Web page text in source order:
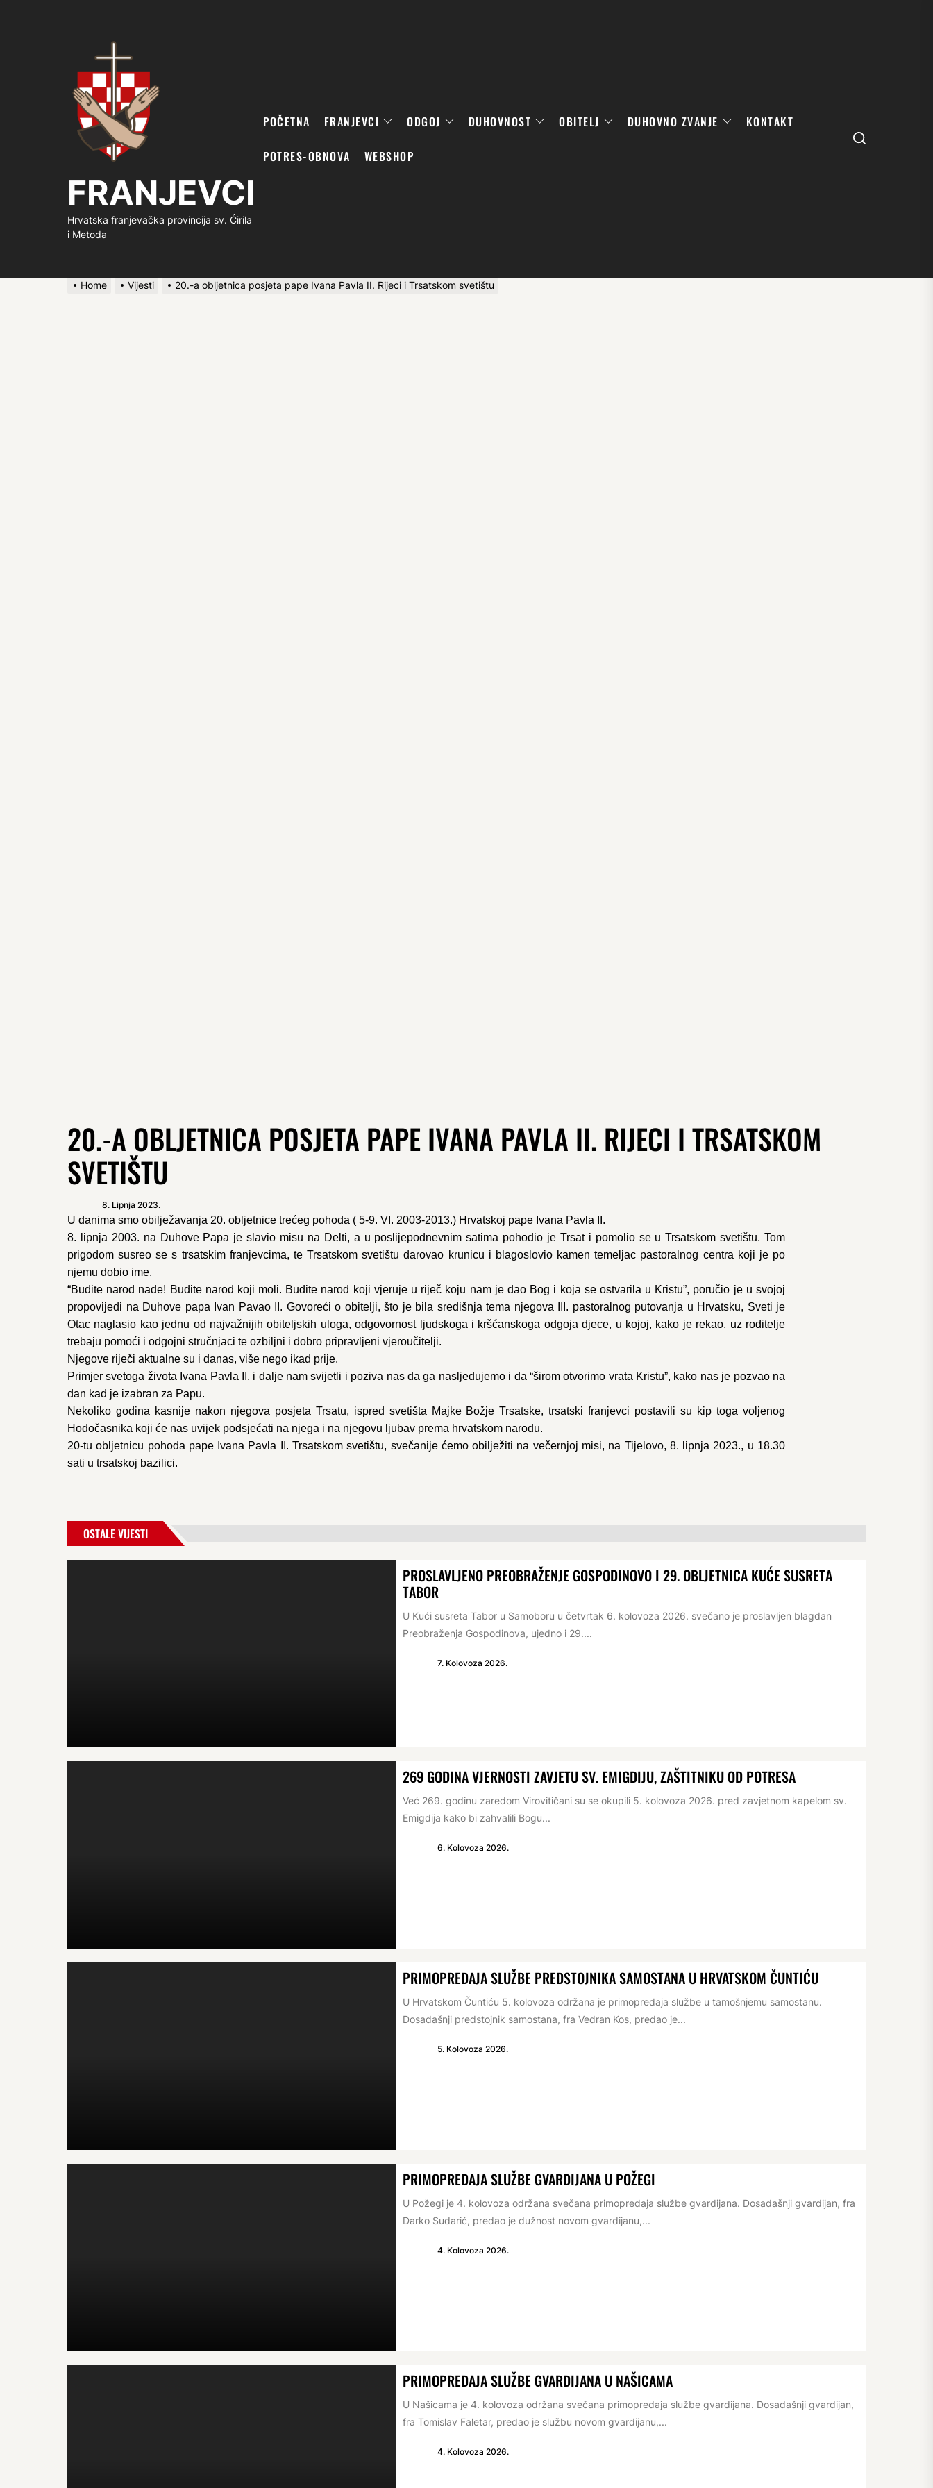
FRANJEVCI
Hrvatska franjevačka provincija sv. Ćirila
i Metoda
POČETNA FRANJEVCI ODGOJ DUHOVNOST OBITELJ DUHOVNO ZVANJE KONTAKT
POTRES-OBNOVA WEBSHOP
Search
Home Vijesti 20.-a obljetnica posjeta pape Ivana Pavla II. Rijeci i Trsatskom svetištu
20.-A OBLJETNICA POSJETA PAPE IVANA PAVLA II. RIJECI I TRSATSKOM
SVETIŠTU
8. Lipnja 2023.
U danima smo obilježavanja 20. obljetnice trećeg pohoda ( 5-9. VI. 2003-2013.) Hrvatskoj pape Ivana Pavla II.
8. lipnja 2003. na Duhove Papa je slavio misu na Delti, a u poslijepodnevnim satima pohodio je Trsat i pomolio se u Trsatskom svetištu. Tom
prigodom susreo se s trsatskim franjevcima, te Trsatskom svetištu darovao krunicu i blagoslovio kamen temeljac pastoralnog centra koji je po
njemu dobio ime.
“Budite narod nade! Budite narod koji moli. Budite narod koji vjeruje u riječ koju nam je dao Bog i koja se ostvarila u Kristu”, poručio je u svojoj
propovijedi na Duhove papa Ivan Pavao II. Govoreći o obitelji, što je bila središnja tema njegova III. pastoralnog putovanja u Hrvatsku, Sveti je
Otac naglasio kao jednu od najvažnijih obiteljskih uloga, odgovornost ljudskoga i kršćanskoga odgoja djece, u kojoj, kako je rekao, uz roditelje
trebaju pomoći i odgojni stručnjaci te ozbiljni i dobro pripravljeni vjeroučitelji.
Njegove riječi aktualne su i danas, više nego ikad prije.
Primjer svetoga života Ivana Pavla II. i dalje nam svijetli i poziva nas da ga nasljedujemo i da “širom otvorimo vrata Kristu”, kako nas je pozvao na
dan kad je izabran za Papu.
Nekoliko godina kasnije nakon njegova posjeta Trsatu, ispred svetišta Majke Božje Trsatske, trsatski franjevci postavili su kip toga voljenog
Hodočasnika koji će nas uvijek podsjećati na njega i na njegovu ljubav prema hrvatskom narodu.
20-tu obljetnicu pohoda pape Ivana Pavla II. Trsatskom svetištu, svečanije ćemo obilježiti na večernjoj misi, na Tijelovo, 8. lipnja 2023., u 18.30
sati u trsatskoj bazilici.
OSTALE VIJESTI
PROSLAVLJENO PREOBRAŽENJE GOSPODINOVO I 29. OBLJETNICA KUĆE SUSRETA
TABOR
U Kući susreta Tabor u Samoboru u četvrtak 6. kolovoza 2026. svečano je proslavljen blagdan
Preobraženja Gospodinova, ujedno i 29....
7. Kolovoza 2026.
269 GODINA VJERNOSTI ZAVJETU SV. EMIGDIJU, ZAŠTITNIKU OD POTRESA
Već 269. godinu zaredom Virovitičani su se okupili 5. kolovoza 2026. pred zavjetnom kapelom sv.
Emigdija kako bi zahvalili Bogu...
6. Kolovoza 2026.
PRIMOPREDAJA SLUŽBE PREDSTOJNIKA SAMOSTANA U HRVATSKOM ČUNTIĆU
U Hrvatskom Čuntiću 5. kolovoza održana je primopredaja službe u tamošnjemu samostanu.
Dosadašnji predstojnik samostana, fra Vedran Kos, predao je...
5. Kolovoza 2026.
PRIMOPREDAJA SLUŽBE GVARDIJANA U POŽEGI
U Požegi je 4. kolovoza održana svečana primopredaja službe gvardijana. Dosadašnji gvardijan, fra
Darko Sudarić, predao je dužnost novom gvardijanu,...
4. Kolovoza 2026.
PRIMOPREDAJA SLUŽBE GVARDIJANA U NAŠICAMA
U Našicama je 4. kolovoza održana svečana primopredaja službe gvardijana. Dosadašnji gvardijan,
fra Tomislav Faletar, predao je službu novom gvardijanu,...
4. Kolovoza 2026.